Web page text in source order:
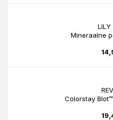
LILY
Mineraalne
Colorstay